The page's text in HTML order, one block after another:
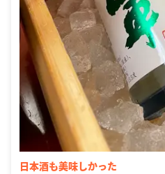
日本酒も美味しかった